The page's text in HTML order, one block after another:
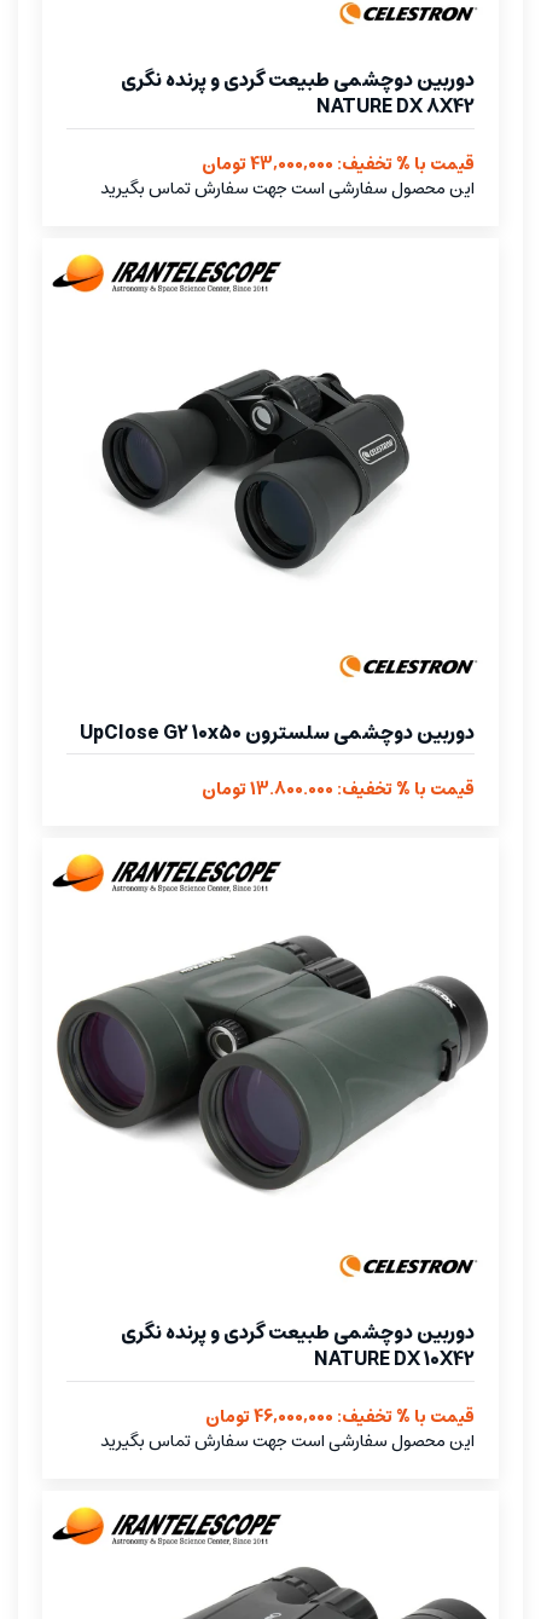
دوربین دوچشمی طبیعت گردی و پرنده نگری
NATURE DX 8X42
قیمت با % تخفیف: 43,000,000 تومان
این محصول سفارشی است جهت سفارش تماس بگیرید
دوربین دوچشمی سلسترون UpClose G2 10x50
قیمت با % تخفیف: 13.800.000 تومان
دوربین دوچشمی طبیعت گردی و پرنده نگری
NATURE DX 10X42
قیمت با % تخفیف: 46,000,000 تومان
این محصول سفارشی است جهت سفارش تماس بگیرید